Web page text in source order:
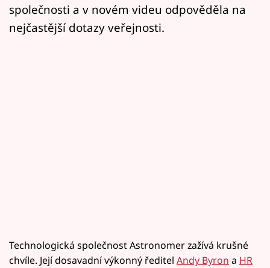
společnosti a v novém videu odpověděla na
nejčastější dotazy veřejnosti.
Technologická společnost Astronomer zažívá krušné
chvíle. Její dosavadní výkonný ředitel Andy Byron a HR